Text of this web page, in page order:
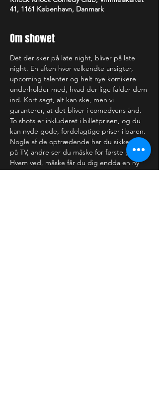
41, 1161 København, Danmark
Om showet
Det der sker på late night, bliver på late
night. En aften hvor velkendte ansigter,
upcoming talenter og helt nye komikere
underholder med, hvad der lige falder dem
ind. Kort sagt, alt kan ske, men vi
garanterer, at det bliver i comedyens ånd.
To shots er inkluderet i billetprisen, og du
kan nyde gode, fordelagtige priser i baren.
Nogle af de optrædende har du sikkert set
på TV, andre ser du måske for første gang.
Hvem ved, måske får du dig endda en ny
yndlingskomiker. Uanset hvad, er der intet